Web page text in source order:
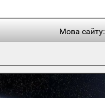
Мова сайту: